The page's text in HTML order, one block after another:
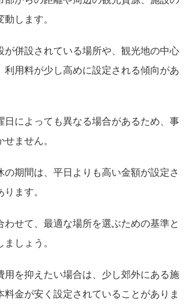
します。
が併設されている場所や、観光地の中心
利用料が少し高めに設定される傾向があ
日によっても異なる場合があるため、事
ません。
の期間は、平日よりも高い金額が設定さ
ます。
わせて、最適な場所を選ぶための基準と
しょう。
用を抑えたい場合は、少し郊外にある施
料金が安く設定されていることがありま